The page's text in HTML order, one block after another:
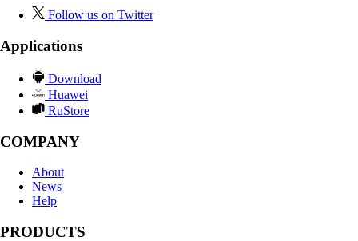
Follow us on Twitter
Applications
Download
Huawei
RuStore
COMPANY
About
News
Help
PRODUCTS